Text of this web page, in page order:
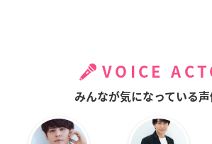
VOICE
みんなが気になっている